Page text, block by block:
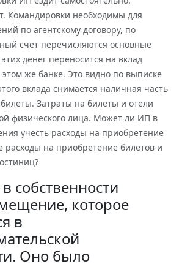
Командировки необходимы для
по агентскому договору, по
счет перечисляются основные
денег переносится на вклад
же банке. Это видно по выписке
вклада снимается наличная часть
Затраты на билеты и отели
физического лица. Может ли ИП в
учесть расходы на приобретение
на приобретение билетов и
собственности
которое
в
Оно было